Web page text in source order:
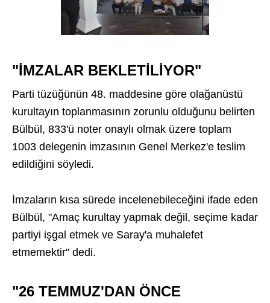
"İMZALAR BEKLETİLİYOR"
Parti tüzüğünün 48. maddesine göre olağanüstü
kurultayın toplanmasının zorunlu olduğunu belirten
Bülbül, 833'ü noter onaylı olmak üzere toplam
1003 delegenin imzasının Genel Merkez'e teslim
edildiğini söyledi.
İmzaların kısa sürede incelenebileceğini ifade eden
Bülbül, "Amaç kurultay yapmak değil, seçime kadar
partiyi işgal etmek ve Saray'a muhalefet
etmemektir" dedi.
"26 TEMMUZ'DAN ÖNCE